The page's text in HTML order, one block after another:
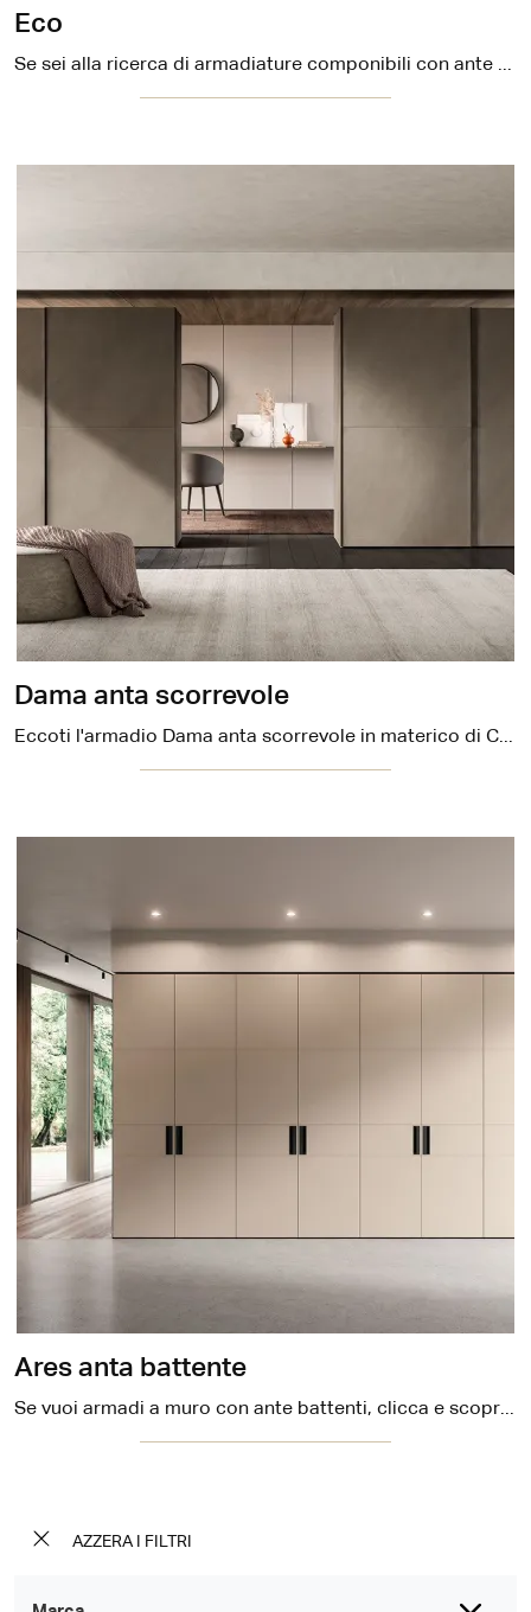
AZZERA I FILTRI
Eco
Se sei alla ricerca di armadiature componibili con ante battenti, clicca e scopri l'armadio Eco di Sangiacomo in materico.
Dama anta scorrevole
Eccoti l'armadio Dama anta scorrevole in materico di Cinquepuntozero! Un ricco catalogo di armadi su misura con ante scorrevoli.
Ares anta battente
Se vuoi armadi a muro con ante battenti, clicca e scopri l'armadio Ares anta battente di Cinquepuntozero in materico.